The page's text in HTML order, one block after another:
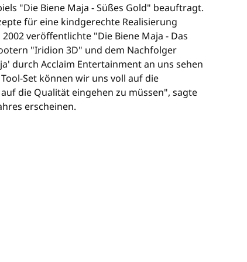
"Die Biene Maja - Süßes Gold" beauftragt.
für eine kindgerechte Realisierung
veröffentlichte "Die Biene Maja - Das
"Iridion 3D" und dem Nachfolger
durch Acclaim Entertainment an uns sehen
Set können wir uns voll auf die
die Qualität eingehen zu müssen", sagte
erscheinen.